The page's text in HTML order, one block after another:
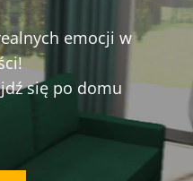
emocji w
się po domu